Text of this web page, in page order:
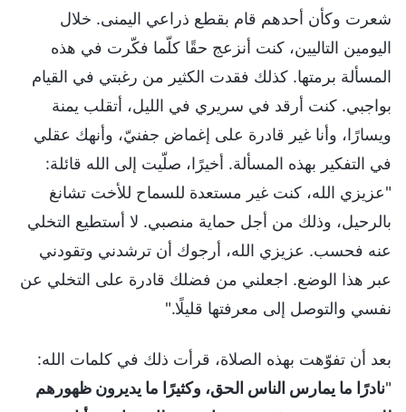
شعرت وكأن أحدهم قام بقطع ذراعي اليمنى. خلال
اليومين التاليين، كنت أنزعج حقًا كلّما فكّرت في هذه
المسألة برمتها. كذلك فقدت الكثير من رغبتي في القيام
بواجبي. كنت أرقد في سريري في الليل، أتقلب يمنة
ويسارًا، وأنا غير قادرة على إغماض جفنيّ، وأنهك عقلي
في التفكير بهذه المسألة. أخيرًا، صلّيت إلى الله قائلة:
"عزيزي الله، كنت غير مستعدة للسماح للأخت تشانغ
بالرحيل، وذلك من أجل حماية منصبي. لا أستطيع التخلي
عنه فحسب. عزيزي الله، أرجوك أن ترشدني وتقودني
عبر هذا الوضع. اجعلني من فضلك قادرة على التخلي عن
نفسي والتوصل إلى معرفتها قليلًا."
بعد أن تفوّهت بهذه الصلاة، قرأت ذلك في كلمات الله:
"نادرًا ما يمارس الناس الحق، وكثيرًا ما يديرون ظهورهم